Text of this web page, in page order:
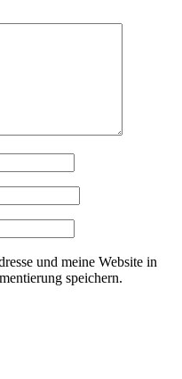
und meine Website in
speichern.